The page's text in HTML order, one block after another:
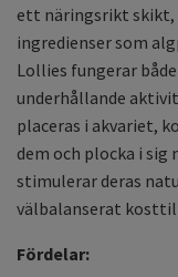
ett näringsrikt skikt,
ingredienser som
Lollies fungerar
underhållande
placeras i akvariet,
dem och plocka i
stimulerar deras
välbalanserat
Fördelar: